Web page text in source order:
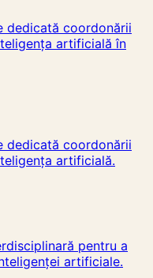
dedicată coordonării
artificială în
dedicată coordonării
artificială.
pentru a
artificiale.